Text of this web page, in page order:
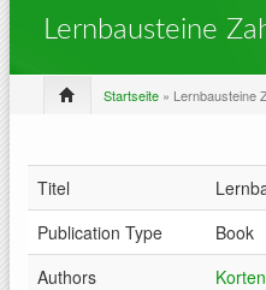
Lernbausteine
Startseite » Lernbausteine
Titel
Publication Type
Book
Authors